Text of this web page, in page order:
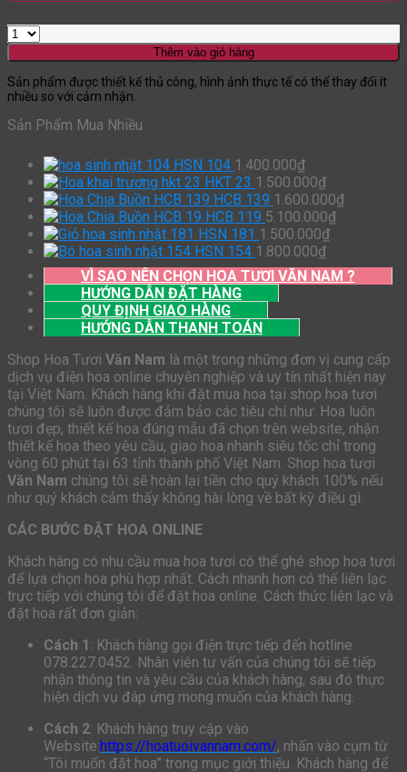
Thêm vào giỏ hàng
Sản phẩm được thiết kế thủ công, hình ảnh thực tế có thể thay đổi ít
nhiều so với cảm nhận.
Sản Phẩm Mua Nhiều
HSN 104 1.400.000₫
HKT 23 1.500.000₫
HCB 139 1.600.000₫
HCB 119 5.100.000₫
HSN 181 1.500.000₫
HSN 154 1.800.000₫
VÌ SAO NÊN CHỌN HOA TƯƠI VĂN NAM ?
HƯỚNG DẪN ĐẶT HÀNG
QUY ĐỊNH GIAO HÀNG
HƯỚNG DẪN THANH TOÁN
Shop Hoa Tươi Văn Nam là một trong những đơn vị cung cấp
dịch vụ điện hoa online chuyên nghiệp và uy tín nhất hiện nay
tại Việt Nam. Khách hàng khi đặt mua hoa tại shop hoa tươi
chúng tôi sẽ luôn được đảm bảo các tiêu chí như: Hoa luôn
tươi đẹp, thiết kế hoa đúng mẫu đã chọn trên website, nhận
thiết kế hoa theo yêu cầu, giao hoa nhanh siêu tốc chỉ trong
vòng 60 phút tại 63 tỉnh thành phố Việt Nam. Shop hoa tươi
Văn Nam chúng tôi sẽ hoàn lại tiền cho quý khách 100% nếu
như quý khách cảm thấy không hài lòng về bất kỳ điều gì.
CÁC BƯỚC ĐẶT HOA ONLINE
Khách hàng có nhu cầu mua hoa tươi có thể ghé shop hoa tươi
để lựa chọn hoa phù hợp nhất. Cách nhanh hơn có thể liên lạc
trực tiếp với chúng tôi để đặt hoa online. Cách thức liên lạc và
đặt hoa rất đơn giản:
Cách 1 : Khách hàng gọi điện trực tiếp đến hotline
078.227.0452. Nhân viên tư vấn của chúng tôi sẽ tiếp
nhận thông tin và yêu cầu của khách hàng, sau đó thực
hiện dịch vụ đáp ứng mong muốn của khách hàng.
Cách 2: Khách hàng truy cập vào
Website:https://hoatuoivannam.com/, nhấn vào cụm từ
“Tôi muốn đặt hoa” trong mục giới thiệu. Khách hàng để